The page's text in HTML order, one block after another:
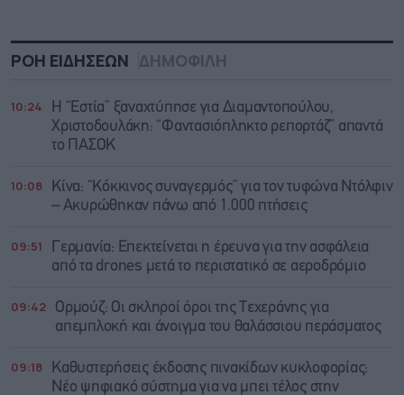
ΡΟΗ ΕΙΔΗΣΕΩΝ ΔΗΜΟΦΙΛΗ
10:24
Η “Εστία” ξαναχτύπησε για Διαμαντοπούλου,
Χριστοδουλάκη: “Φαντασιόπληκτο ρεπορτάζ” απαντά
το ΠΑΣΟΚ
10:08
Κίνα: “Κόκκινος συναγερμός” για τον τυφώνα Ντόλφιν
– Ακυρώθηκαν πάνω από 1.000 πτήσεις
09:51
Γερμανία: Επεκτείνεται η έρευνα για την ασφάλεια
από τα drones μετά το περιστατικό σε αεροδρόμιο
09:42
Ορμούζ: Οι σκληροί όροι της Τεχεράνης για
απεμπλοκή και άνοιγμα του θαλάσσιου περάσματος
09:18
Καθυστερήσεις έκδοσης πινακίδων κυκλοφορίας:
Νέο ψηφιακό σύστημα για να μπει τέλος στην